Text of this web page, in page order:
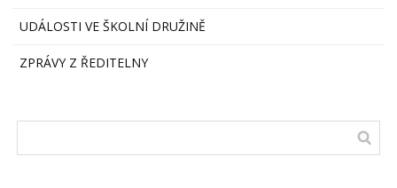
UDÁLOSTI VE ŠKOLNÍ DRUŽINĚ
ZPRÁVY Z ŘEDITELNY